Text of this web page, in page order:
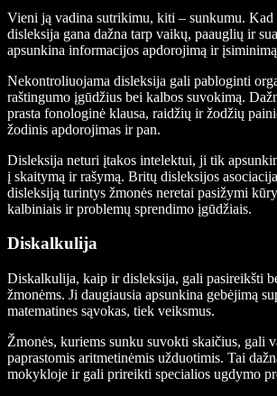
Vieni ją vadina sutrikimu, kiti – sunkumu. Kad
disleksija gana dažna tarp vaikų, paauglių ir
apsunkina informacijos apdorojimą ir
Nekontroliuojama disleksija gali pabloginti
raštingumo įgūdžius bei kalbos suvokimą.
prasta fonologinė klausa, raidžių ir žodžių
žodinis apdorojimas ir pan.
Disleksija neturi įtakos intelektui, ji tik
į skaitymą ir rašymą. Britų disleksijos
disleksiją turintys žmonės neretai pasižymi
kalbiniais ir problemų sprendimo įgūdžiais.
Diskalkulija
Diskalkulija, kaip ir disleksija, gali pasireikšti
žmonėms. Ji daugiausia apsunkina gebėjimą
matematines sąvokas, tiek veiksmus.
Žmonės, kuriems sunku suvokti skaičius, gali
paprastomis aritmetinėmis užduotimis. Tai
mokykloje ir gali prireikti specialios ugdymo